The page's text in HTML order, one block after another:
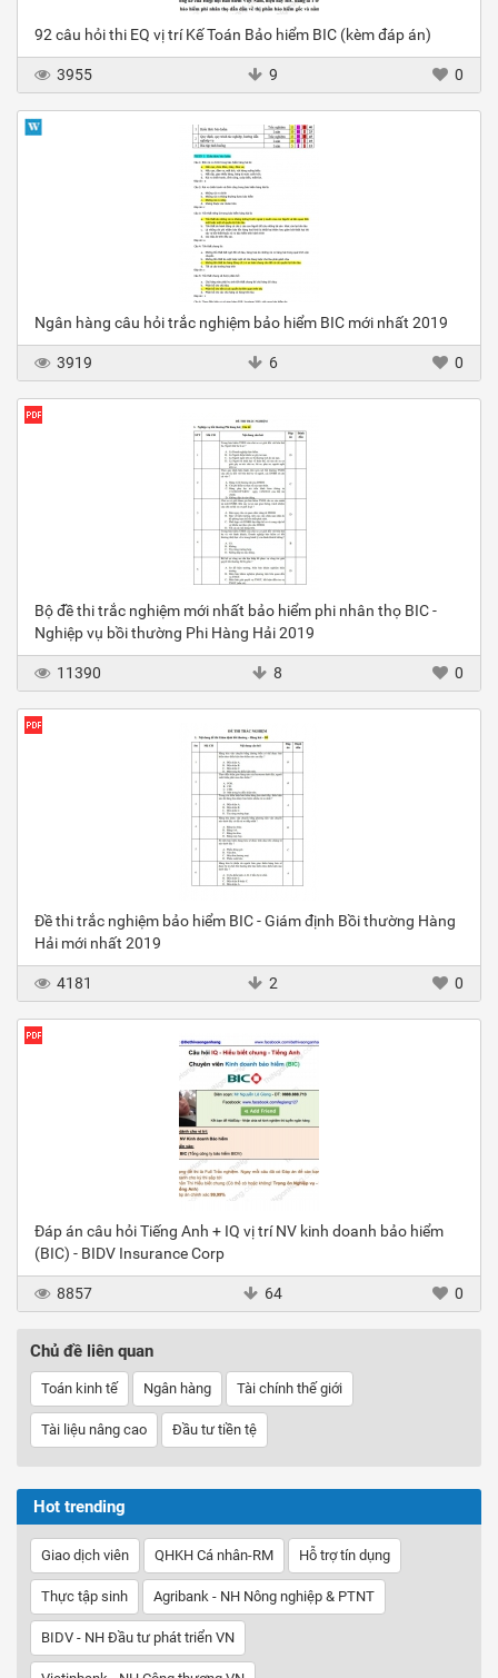
92 câu hỏi thi EQ vị trí Kế Toán Bảo hiểm BIC (kèm đáp án)
3955 9 0
Ngân hàng câu hỏi trắc nghiệm bảo hiểm BIC mới nhất 2019
3919 6 0
Bộ đề thi trắc nghiệm mới nhất bảo hiểm phi nhân thọ BIC -
Nghiệp vụ bồi thường Phi Hàng Hải 2019
11390 8 0
Đề thi trắc nghiệm bảo hiểm BIC - Giám định Bồi thường Hàng
Hải mới nhất 2019
4181 2 0
Đáp án câu hỏi Tiếng Anh + IQ vị trí NV kinh doanh bảo hiểm
(BIC) - BIDV Insurance Corp
8857 64 0
Chủ đề liên quan
Toán kinh tế Ngân hàng Tài chính thế giới
Tài liệu nâng cao Đầu tư tiền tệ
Hot trending
Giao dịch viên QHKH Cá nhân-RM Hỗ trợ tín dụng
Thực tập sinh Agribank - NH Nông nghiệp & PTNT
BIDV - NH Đầu tư phát triển VN